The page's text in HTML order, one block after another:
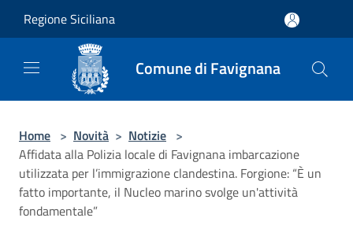
Regione Siciliana
Comune di Favignana
Home > Novità > Notizie >
Affidata alla Polizia locale di Favignana imbarcazione
utilizzata per l’immigrazione clandestina. Forgione: “È un
fatto importante, il Nucleo marino svolge un'attività
fondamentale”